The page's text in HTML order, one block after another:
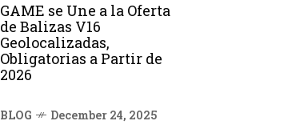
GAME se Une a la Oferta
de Balizas V16
Geolocalizadas,
Obligatorias a Partir de
2026
BLOG December 24, 2025